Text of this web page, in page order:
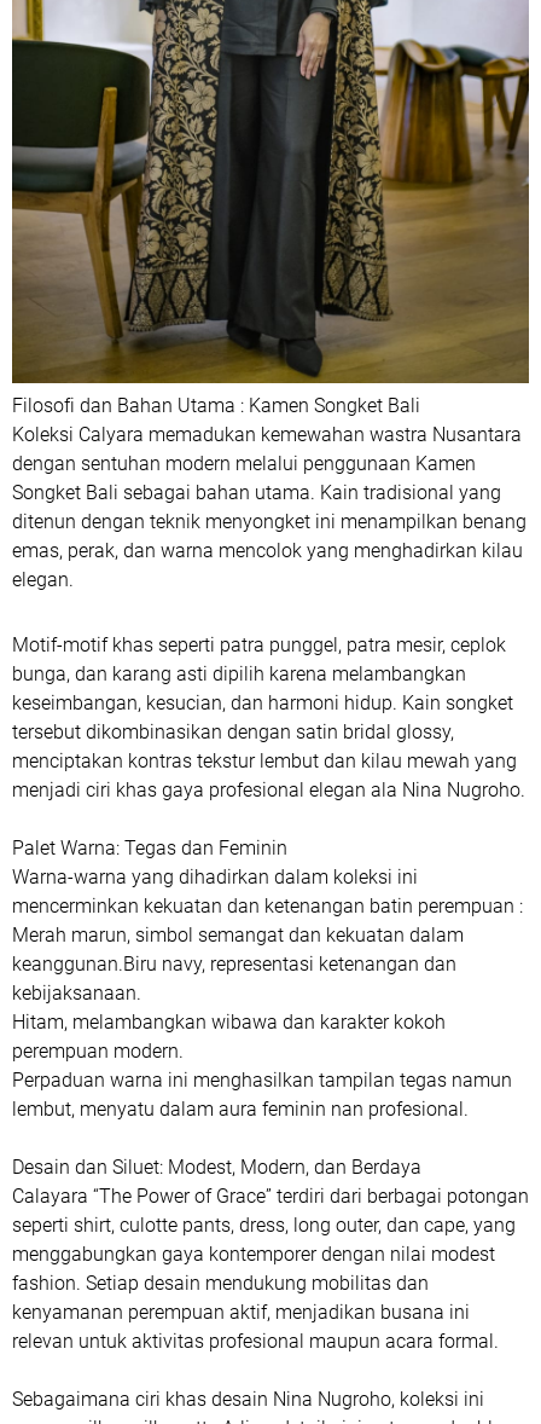
Filosofi dan Bahan Utama : Kamen Songket Bali
Koleksi Calyara memadukan kemewahan wastra Nusantara
dengan sentuhan modern melalui penggunaan Kamen
Songket Bali sebagai bahan utama. Kain tradisional yang
ditenun dengan teknik menyongket ini menampilkan benang
emas, perak, dan warna mencolok yang menghadirkan kilau
elegan.
Motif-motif khas seperti patra punggel, patra mesir, ceplok
bunga, dan karang asti dipilih karena melambangkan
keseimbangan, kesucian, dan harmoni hidup. Kain songket
tersebut dikombinasikan dengan satin bridal glossy,
menciptakan kontras tekstur lembut dan kilau mewah yang
menjadi ciri khas gaya profesional elegan ala Nina Nugroho.
Palet Warna: Tegas dan Feminin
Warna-warna yang dihadirkan dalam koleksi ini
mencerminkan kekuatan dan ketenangan batin perempuan :
Merah marun, simbol semangat dan kekuatan dalam
keanggunan.Biru navy, representasi ketenangan dan
kebijaksanaan.
Hitam, melambangkan wibawa dan karakter kokoh
perempuan modern.
Perpaduan warna ini menghasilkan tampilan tegas namun
lembut, menyatu dalam aura feminin nan profesional.
Desain dan Siluet: Modest, Modern, dan Berdaya
Calayara “The Power of Grace” terdiri dari berbagai potongan
seperti shirt, culotte pants, dress, long outer, dan cape, yang
menggabungkan gaya kontemporer dengan nilai modest
fashion. Setiap desain mendukung mobilitas dan
kenyamanan perempuan aktif, menjadikan busana ini
relevan untuk aktivitas profesional maupun acara formal.
Sebagaimana ciri khas desain Nina Nugroho, koleksi ini